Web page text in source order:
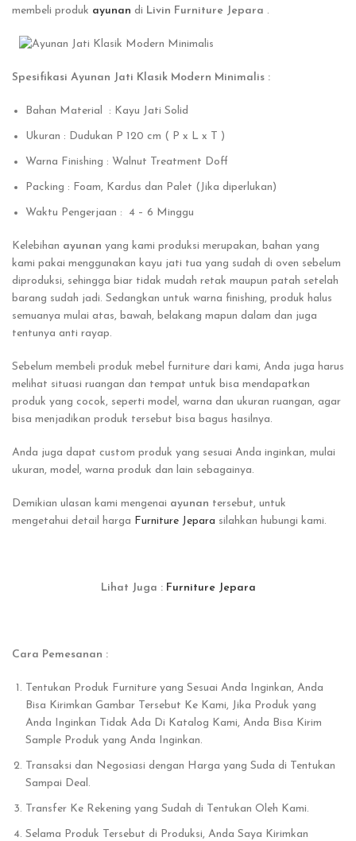
membeli produk ayunan di Livin Furniture Jepara .
Spesifikasi Ayunan Jati Klasik Modern Minimalis :
Bahan Material : Kayu Jati Solid
Ukuran : Dudukan P 120 cm ( P x L x T )
Warna Finishing : Walnut Treatment Doff
Packing : Foam, Kardus dan Palet (Jika diperlukan)
Waktu Pengerjaan : 4 – 6 Minggu
Kelebihan ayunan yang kami produksi merupakan, bahan yang
kami pakai menggunakan kayu jati tua yang sudah di oven sebelum
diproduksi, sehingga biar tidak mudah retak maupun patah setelah
barang sudah jadi. Sedangkan untuk warna finishing, produk halus
semuanya mulai atas, bawah, belakang mapun dalam dan juga
tentunya anti rayap.
Sebelum membeli produk mebel furniture dari kami, Anda juga harus
melihat situasi ruangan dan tempat untuk bisa mendapatkan
produk yang cocok, seperti model, warna dan ukuran ruangan, agar
bisa menjadikan produk tersebut bisa bagus hasilnya.
Anda juga dapat custom produk yang sesuai Anda inginkan, mulai
ukuran, model, warna produk dan lain sebagainya.
Demikian ulasan kami mengenai ayunan tersebut, untuk
mengetahui detail harga Furniture Jepara silahkan hubungi kami.
Lihat Juga : Furniture Jepara
Cara Pemesanan :
Tentukan Produk Furniture yang Sesuai Anda Inginkan, Anda
Bisa Kirimkan Gambar Tersebut Ke Kami, Jika Produk yang
Anda Inginkan Tidak Ada Di Katalog Kami, Anda Bisa Kirim
Sample Produk yang Anda Inginkan.
Transaksi dan Negosiasi dengan Harga yang Suda di Tentukan
Sampai Deal.
Transfer Ke Rekening yang Sudah di Tentukan Oleh Kami.
Selama Produk Tersebut di Produksi, Anda Saya Kirimkan